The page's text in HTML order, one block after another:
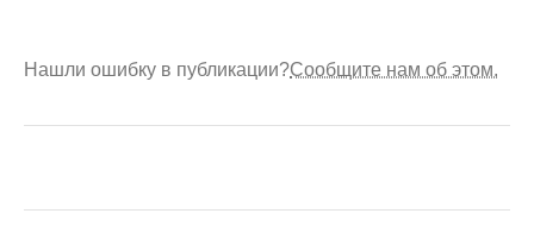
Нашли ошибку в публикации?Сообщите нам об этом.